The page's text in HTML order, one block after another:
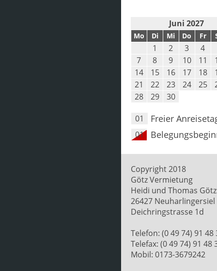
Juni 2027
Mo Di Mi Do Fr
1 2 3 4
7
8 9 10 11
14
15 16 17 18
21
22 23 24 25
28
29 30
01 Freier
01
Copyright 2018
Götz Vermietung
Heidi und Thomas Götz
26427 Neuharlingersiel
Deichringstrasse 1d
Telefon: (0 49 74) 91 48
Telefax: (0 49 74) 91 48
Mobil: 0173-3679242